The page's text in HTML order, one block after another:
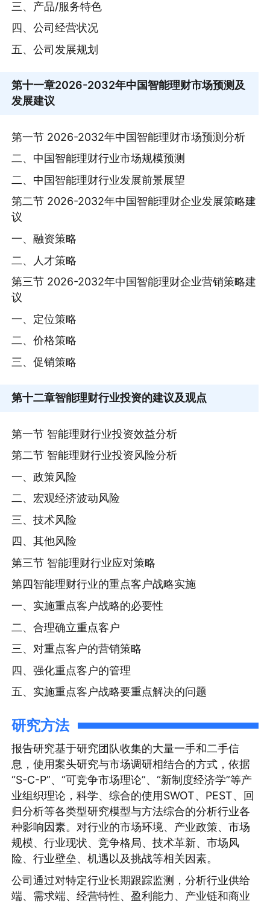
三、产品/服务特色
四、公司经营状况
五、公司发展规划
第十一章2026-2032年中国智能理财市场预测及
发展建议
第一节 2026-2032年中国智能理财市场预测分析
二、中国智能理财行业市场规模预测
二、中国智能理财行业发展前景展望
第二节 2026-2032年中国智能理财企业发展策略建
议
一、融资策略
二、人才策略
第三节 2026-2032年中国智能理财企业营销策略建
议
一、定位策略
二、价格策略
三、促销策略
第十二章智能理财行业投资的建议及观点
第一节 智能理财行业投资效益分析
第二节 智能理财行业投资风险分析
一、政策风险
二、宏观经济波动风险
三、技术风险
四、其他风险
第三节 智能理财行业应对策略
第四智能理财行业的重点客户战略实施
一、实施重点客户战略的必要性
二、合理确立重点客户
三、对重点客户的营销策略
四、强化重点客户的管理
五、实施重点客户战略要重点解决的问题
研究方法
报告研究基于研究团队收集的大量一手和二手信
息，使用案头研究与市场调研相结合的方式，依据
“S-C-P”、“可竞争市场理论”、“新制度经济学”等产
业组织理论，科学、综合的使用SWOT、PEST、回
归分析等各类型研究模型与方法综合的分析行业各
种影响因素。对行业的市场环境、产业政策、市场
规模、行业现状、竞争格局、技术革新、市场风
险、行业壁垒、机遇以及挑战等相关因素。
公司通过对特定行业长期跟踪监测，分析行业供给
端、需求端、经营特性、盈利能力、产业链和商业